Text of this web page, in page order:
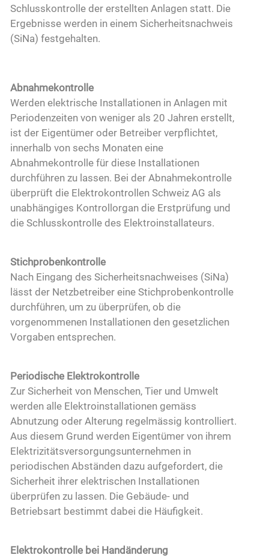
Schlusskontrolle der erstellten Anlagen statt. Die
Ergebnisse werden in einem Sicherheitsnachweis
(SiNa) festgehalten.
Abnahmekontrolle
Werden elektrische Installationen in Anlagen mit
Periodenzeiten von weniger als 20 Jahren erstellt,
ist der Eigentümer oder Betreiber verpflichtet,
innerhalb von sechs Monaten eine
Abnahmekontrolle für diese Installationen
durchführen zu lassen. Bei der Abnahmekontrolle
überprüft die Elektrokontrollen Schweiz AG als
unabhängiges Kontrollorgan die Erstprüfung und
die Schlusskontrolle des Elektroinstallateurs.
Stichprobenkontrolle
Nach Eingang des Sicherheitsnachweises (SiNa)
lässt der Netzbetreiber eine Stichprobenkontrolle
durchführen, um zu überprüfen, ob die
vorgenommenen Installationen den gesetzlichen
Vorgaben entsprechen.
Periodische Elektrokontrolle
Zur Sicherheit von Menschen, Tier und Umwelt
werden alle Elektroinstallationen gemäss
Abnutzung oder Alterung regelmässig kontrolliert.
Aus diesem Grund werden Eigentümer von ihrem
Elektrizitätsversorgungsunternehmen in
periodischen Abständen dazu aufgefordert, die
Sicherheit ihrer elektrischen Installationen
überprüfen zu lassen. Die Gebäude- und
Betriebsart bestimmt dabei die Häufigkeit.
Elektrokontrolle bei Handänderung